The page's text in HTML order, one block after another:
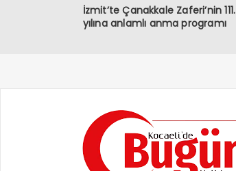
İzmit’te Çanakkale Zaferi’nin 111.
yılına anlamlı anma programı